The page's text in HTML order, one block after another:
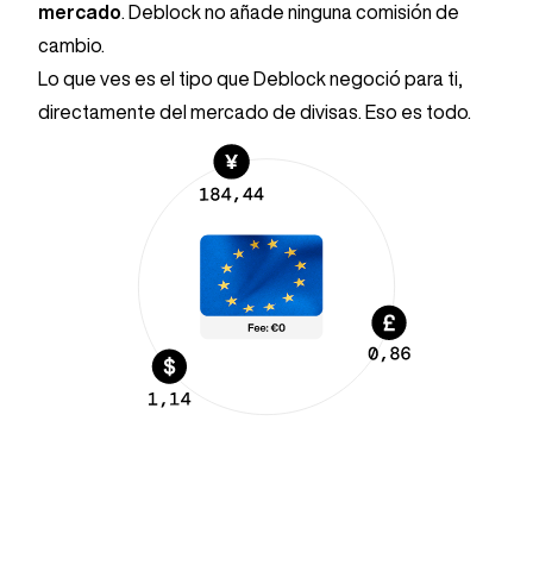
mercado . Deblock no añade ninguna comisión de
cambio.
Lo que ves es el tipo que Deblock negoció para ti,
directamente del mercado de divisas. Eso es todo.